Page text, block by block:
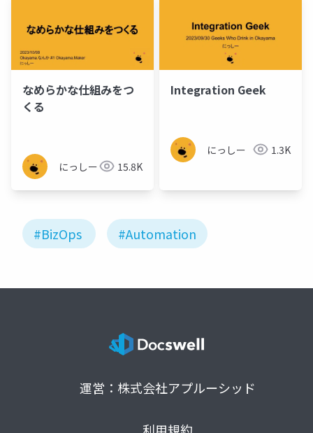
なめらかな仕組みをつ
くる
にっしー 15.8K
Integration Geek
にっしー 1.3K
#BizOps #Automation
運営：株式会社アプルーシッド
利用規約